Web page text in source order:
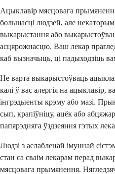
Ацыклавір мясцовага
большасці людзей, але
выкарыстання або
асцярожнасцю. Ваш лекар
каб вызначыць, ці падыходзіць
Не варта выкарыстоўваць
калі ў вас алергія на ацыклавір,
інгрэдыенты крэму або мазі.
сып, крапіўніцу, ацёк або
папярэдняга ўздзеяння гэтых
Людзі з аслабленай імуннай
стан са сваім лекарам перад
мясцовага прымянення.